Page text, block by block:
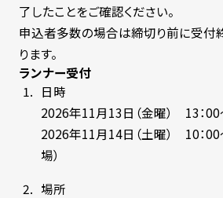
了したことをご確認ください。
申込者多数の場合は締切り前に受付
ります。
ランナー受付
日時
2026年11月13日（金曜） 13：00
2026年11月14日（土曜） 10：00
場）
場所